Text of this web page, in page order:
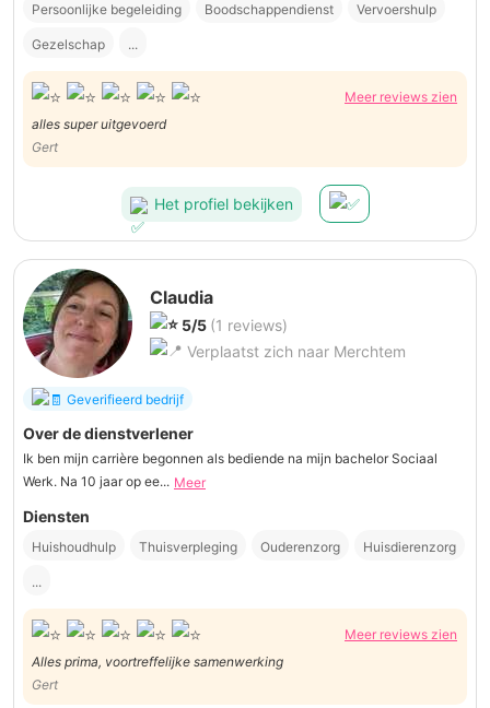
Persoonlijke begeleiding Boodschappendienst Vervoershulp
Gezelschap ...
Meer reviews zien
alles super uitgevoerd
Gert
Het profiel bekijken
Claudia
5/5 (1 reviews)
Verplaatst zich naar Merchtem
Geverifieerd bedrijf
Over de dienstverlener
Ik ben mijn carrière begonnen als bediende na mijn bachelor Sociaal
Werk. Na 10 jaar op ee... Meer
Diensten
Huishoudhulp Thuisverpleging Ouderenzorg Huisdierenzorg
...
Meer reviews zien
Alles prima, voortreffelijke samenwerking
Gert